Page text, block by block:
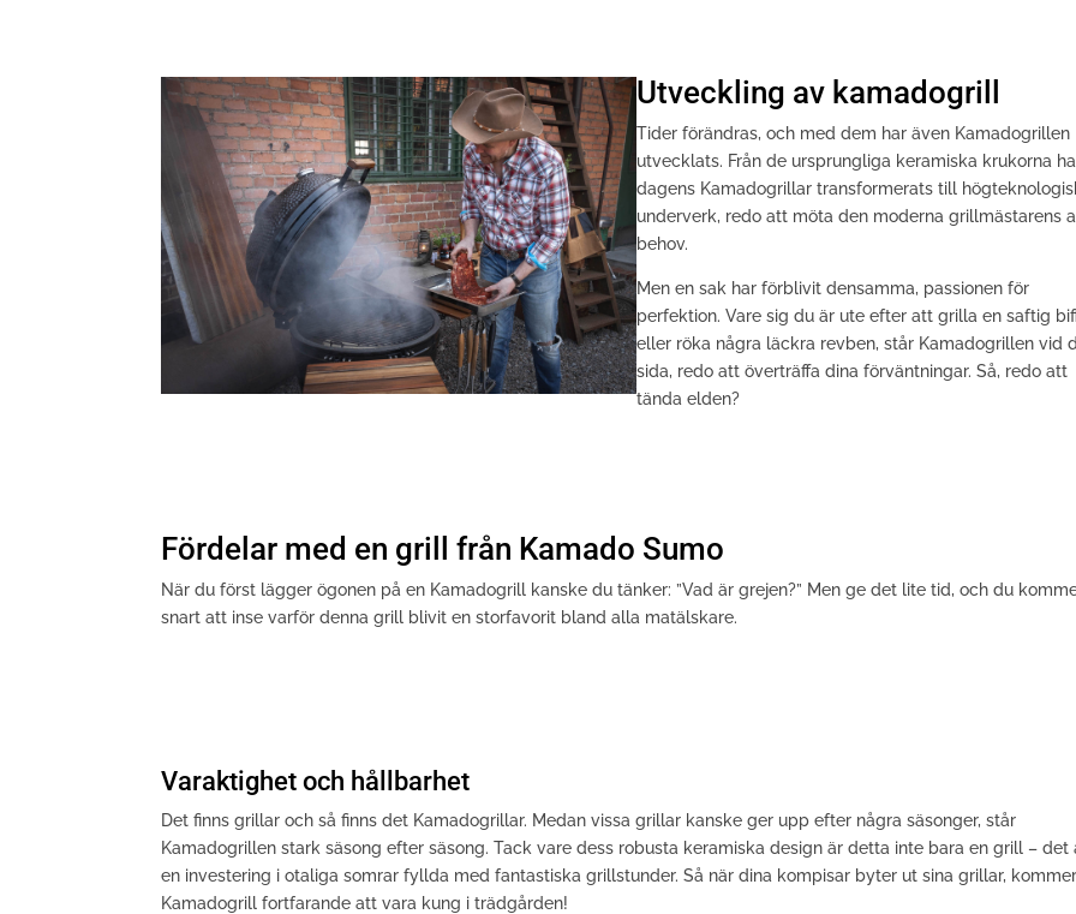
Utveckling av kamadogrill
Tider förändras, och med dem har även Kamadogrillen
utvecklats. Från de ursprungliga keramiska krukorna
dagens Kamadogrillar transformerats till
underverk, redo att möta den moderna grillmästarens
behov.
Men en sak har förblivit densamma, passionen för
perfektion. Vare sig du är ute efter att grilla en saftig
eller röka några läckra revben, står Kamadogrillen vid
sida, redo att överträffa dina förväntningar. Så, redo att
tända elden?
Fördelar med en grill från Kamado Sumo
När du först lägger ögonen på en Kamadogrill kanske du tänker: ”Vad är grejen?” Men ge det lite tid, och du
snart att inse varför denna grill blivit en storfavorit bland alla matälskare.
Varaktighet och hållbarhet
Det finns grillar och så finns det Kamadogrillar. Medan vissa grillar kanske ger upp efter några säsonger, står
Kamadogrillen stark säsong efter säsong. Tack vare dess robusta keramiska design är detta inte bara en grill – det
en investering i otaliga somrar fyllda med fantastiska grillstunder. Så när dina kompisar byter ut sina grillar,
Kamadogrill fortfarande att vara kung i trädgården!